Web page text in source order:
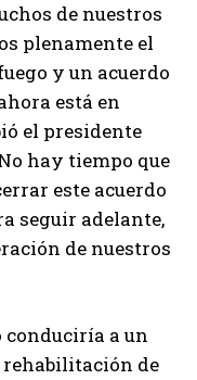
de nuestros
plenamente el
y un acuerdo
está en
el presidente
hay tiempo que
este acuerdo
seguir adelante,
de nuestros
conduciría a un
de